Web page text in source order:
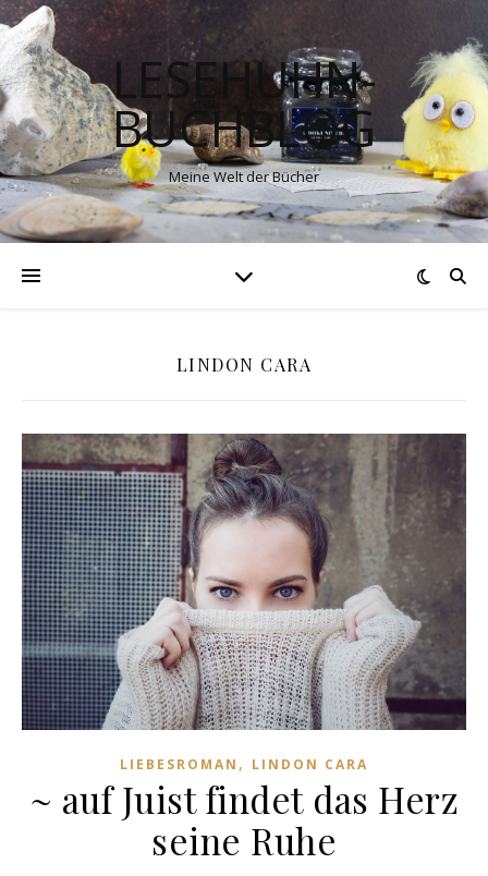
LESEHUHN-
BUCHBLOG
Meine Welt der Bücher
LINDON CARA
LIEBESROMAN , LINDON CARA
~ auf Juist findet das Herz
seine Ruhe